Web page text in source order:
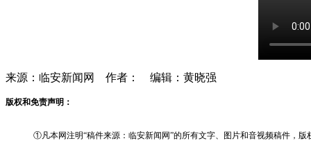
来源：临安新闻网 作者： 编辑：黄晓强
版权和免责声明：
①凡本网注明“稿件来源：临安新闻网”的所有文字、图片和音视频稿件，